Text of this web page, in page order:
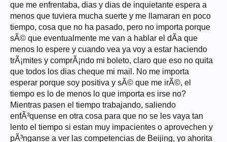
que me enfrentaba, dias y dias de inquietante espera a
menos que tuviera mucha suerte y me llamaran en poco
tiempo, cosa que no ha pasado, pero no importa porque
sÃ© que eventualmente me van a hablar el dÃ­a que
menos lo espere y cuando vea ya voy a estar haciendo
trÃ¡mites y comprÃ¡ndo mi boleto, claro que eso no quita
que todos los dias cheque mi mail. No me importa
esperar porque soy positiva y sÃ© que me irÃ©, el
tiempo es lo de menos lo que importa es irse no?
Mientras pasen el tiempo trabajando, saliendo
enfÃ³quense en otra cosa para que no se les vaya tan
lento el tiempo si estan muy impacientes o aprovechen y
pÃ³nganse a ver las competencias de Beijing, yo ahorita